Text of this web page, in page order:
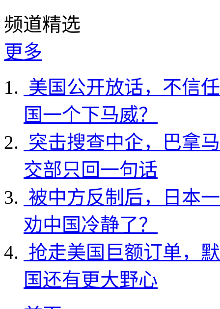
频道精选
更多
美国公开放话，不信
国一个下马威？
突击搜查中企，巴拿
交部只回一句话
被中方反制后，日本
劝中国冷静了？
抢走美国巨额订单，
国还有更大野心